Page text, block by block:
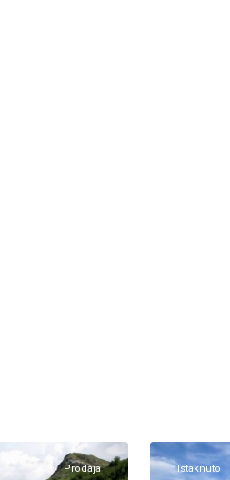
Prodaja Istaknuto